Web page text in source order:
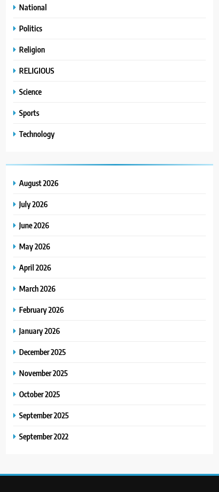
National
Politics
Religion
RELIGIOUS
Science
Sports
Technology
August 2026
July 2026
June 2026
May 2026
April 2026
March 2026
February 2026
January 2026
December 2025
November 2025
October 2025
September 2025
September 2022